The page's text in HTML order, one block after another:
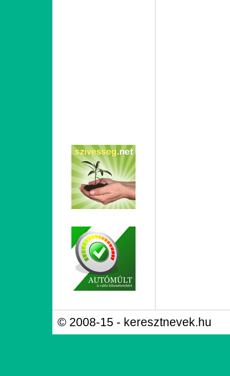
© 2008-15 - keresztnevek.hu